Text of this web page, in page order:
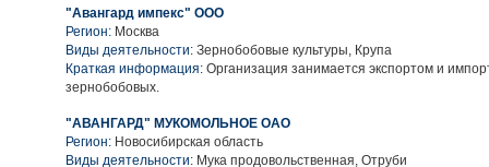
"Авангард импекс" ООО
Регион: Москва
Виды деятельности: Зернобобовые культуры, Крупа
Краткая информация: Организация занимается экспортом и
зернобобовых.
"АВАНГАРД" МУКОМОЛЬНОЕ ОАО
Регион: Новосибирская область
Виды деятельности: Мука продовольственная, Отруби